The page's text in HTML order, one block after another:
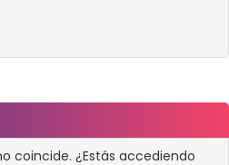
coincide. ¿Estás accediendo